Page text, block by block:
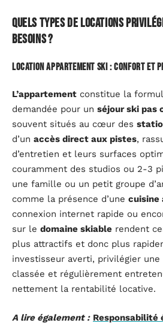
Quels types de locations
besoins ?
Location appartement ski : confort et
L’appartement constitue la
demandée pour un séjour ski pas
souvent situés au cœur des
d’un accès direct aux pistes,
d’entretien et leurs surfaces
couramment des studios ou 2-3
une famille ou un petit groupe
comme la présence d’une cuisine
connexion internet rapide ou
sur le domaine skiable rendent
plus attractifs et donc plus
investisseur averti, privilégier une
classée et régulièrement
nettement la rentabilité locative.
A lire également : Responsabilité